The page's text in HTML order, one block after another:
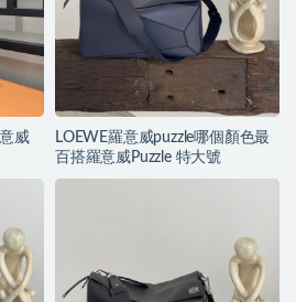
威
LOEWE羅意威puzzle哪個顏色最
百搭羅意威Puzzle 特大號